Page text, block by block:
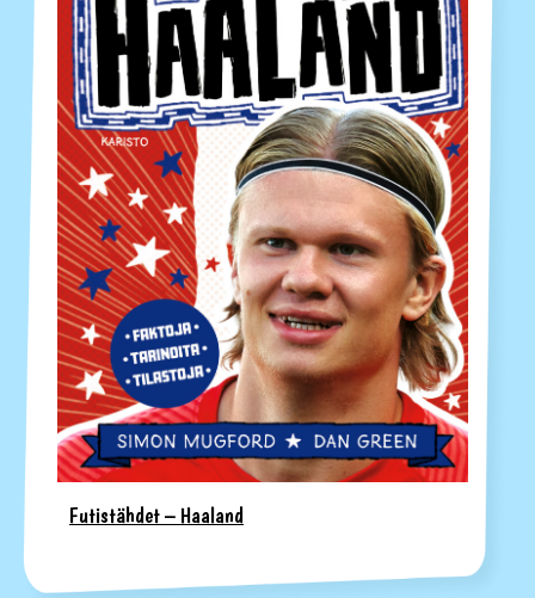
Futistähdet – Haaland